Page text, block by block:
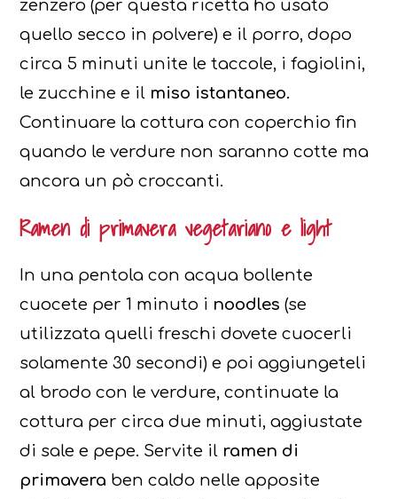
zenzero (per questa ricetta ho usato
quello secco in polvere) e il porro, dopo
circa 5 minuti unite le taccole, i fagiolini,
le zucchine e il miso istantaneo.
Continuare la cottura con coperchio fin
quando le verdure non saranno cotte ma
ancora un pò croccanti.
Ramen di primavera vegetariano e light
In una pentola con acqua bollente
cuocete per 1 minuto i noodles(se
utilizzata quelli freschi dovete cuocerli
solamente 30 secondi) e poi aggiungeteli
al brodo con le verdure, continuate la
cottura per circa due minuti, aggiustate
di sale e pepe. Servite il ramen di
primavera ben caldo nelle apposite